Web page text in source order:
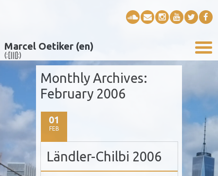
Marcel Oetiker (en)
(:[|||]:)
Monthly Archives:
February 2006
01
FEB
Ländler-Chilbi 2006